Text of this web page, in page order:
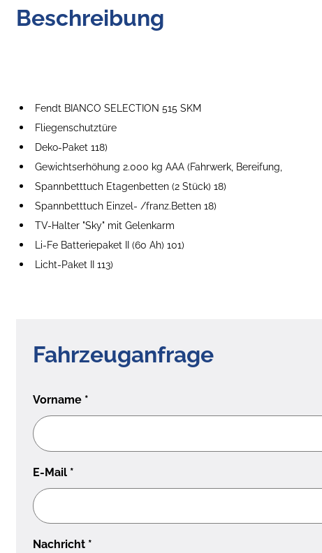
Beschreibung
Fendt BIANCO SELECTION 515 SKM
Fliegenschutztüre
Deko-Paket 118)
Gewichtserhöhung 2.000 kg AAA (Fahrwerk, Bereifung,
Spannbetttuch Etagenbetten (2 Stück) 18)
Spannbetttuch Einzel- /franz.Betten 18)
TV-Halter "Sky" mit Gelenkarm
Li-Fe Batteriepaket II (60 Ah) 101)
Licht-Paket II 113)
Fahrzeuganfrage
Vorname *
E-Mail *
Nachricht *